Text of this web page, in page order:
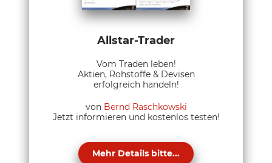
Allstar-Trader
Vom Traden leben!
Aktien, Rohstoffe & Devisen
erfolgreich handeln!
von Bernd Raschkowski
Jetzt informieren und kostenlos testen!
Mehr Details bitte...